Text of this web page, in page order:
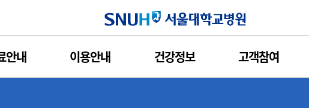
안내 이용안내 건강정보 고객참여
따라 이용자의 개인정보 보호 및 권익을 보호하고 개인정보와 관련
있도록 다음과 같은 처리방침을 두고 있습니다.
을 개정하는 경우 웹사이트 공지사항(또는 개별공지)을 통하여 공지할